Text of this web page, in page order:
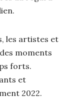
les artistes et
moments
forts.
et
2022.